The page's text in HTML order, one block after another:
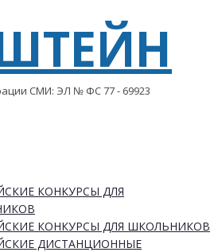
СМИ: ЭЛ № ФС 77 - 69923
КОНКУРСЫ ДЛЯ
КОНКУРСЫ ДЛЯ ШКОЛЬНИКОВ
ДИСТАНЦИОННЫЕ